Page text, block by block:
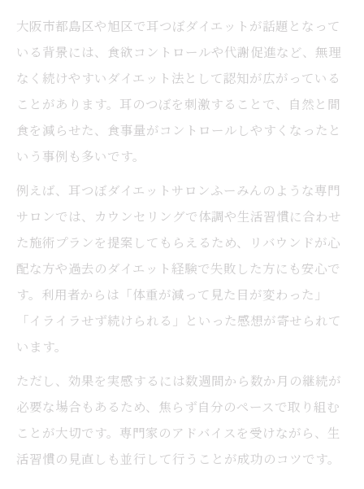
大阪市都島区や旭区で耳つぼダイエットが話題となって
いる背景には、食欲コントロールや代謝促進など、無理
なく続けやすいダイエット法として認知が広がっている
ことがあります。耳のつぼを刺激することで、自然と間
食を減らせた、食事量がコントロールしやすくなったと
いう事例も多いです。
例えば、耳つぼダイエットサロンふーみんのような専門
サロンでは、カウンセリングで体調や生活習慣に合わせ
た施術プランを提案してもらえるため、リバウンドが心
配な方や過去のダイエット経験で失敗した方にも安心で
す。利用者からは「体重が減って見た目が変わった」
「イライラせず続けられる」といった感想が寄せられて
います。
ただし、効果を実感するには数週間から数か月の継続が
必要な場合もあるため、焦らず自分のペースで取り組む
ことが大切です。専門家のアドバイスを受けながら、生
活習慣の見直しも並行して行うことが成功のコツです。